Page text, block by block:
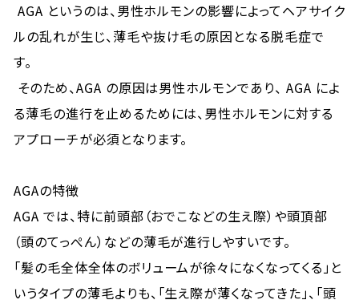
AGA というのは、男性ホルモンの影響によってヘアサイク
ルの乱れが生じ、薄毛や抜け毛の原因となる脱毛症で
す。
そのため、AGA の原因は男性ホルモンであり、 AGA によ
る薄毛の進行を止めるためには、男性ホルモンに対する
アプローチが必須となります。
AGAの特徴
AGA では、特に前頭部（おでこなどの生え際）や頭頂部
（頭のてっぺん）などの薄毛が進行しやすいです。
「髪の毛全体全体のボリュームが徐々になくなってくる」と
いうタイプの薄毛よりも、「生え際が薄くなってきた」、「頭